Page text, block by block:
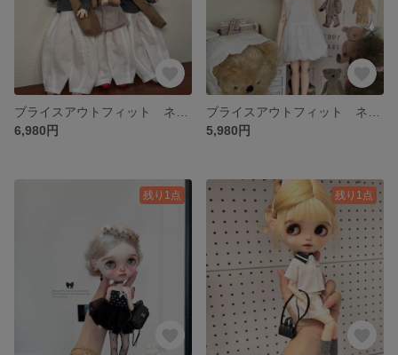
6,980円
5,980円
残り1点 残り1点